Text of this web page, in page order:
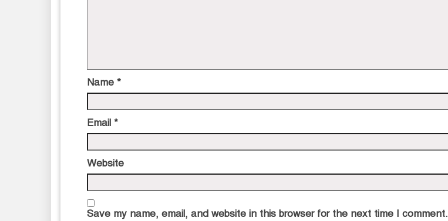
Name *
Email *
Website
Save my name, email, and website in this browser for the next time I comment.